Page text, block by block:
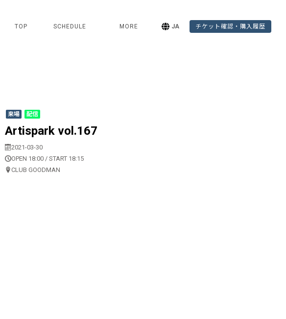
TOP SCHEDULE MORE JA チケット確認・購入履歴
来場 配信
Artispark vol.167
2021-03-30
OPEN 18:00 / START 18:15
CLUB GOODMAN